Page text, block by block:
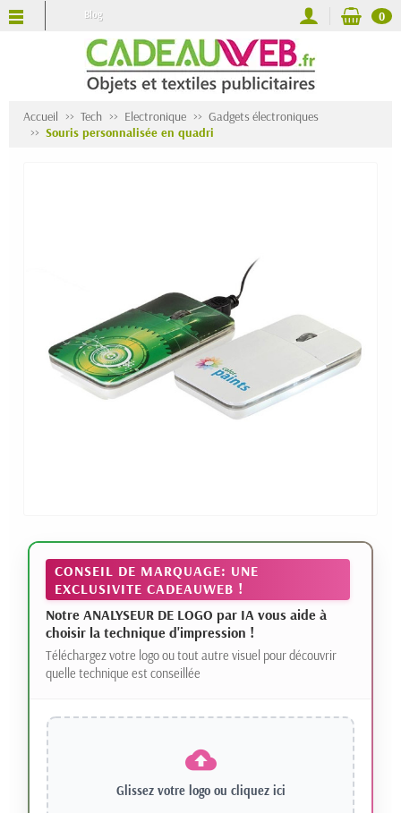
Blog 0
Accueil Tech Electronique
Gadgets électroniques
Souris personnalisée en quadri
CONSEIL DE MARQUAGE: UNE
EXCLUSIVITE CADEAUWEB !
Notre ANALYSEUR DE LOGO par IA vous aide à
choisir la technique d'impression !
Téléchargez votre logo ou tout autre visuel pour découvrir
quelle technique est conseillée
Glissez votre logo ou cliquez ici